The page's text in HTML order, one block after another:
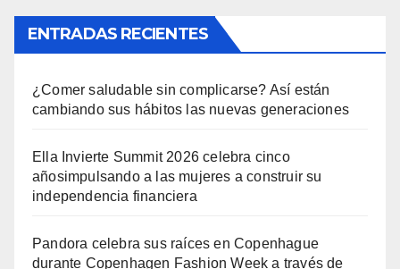
ENTRADAS RECIENTES
¿Comer saludable sin complicarse? Así están
cambiando sus hábitos las nuevas generaciones
Ella Invierte Summit 2026 celebra cinco
añosimpulsando a las mujeres a construir su
independencia financiera
Pandora celebra sus raíces en Copenhague
durante Copenhagen Fashion Week a través de